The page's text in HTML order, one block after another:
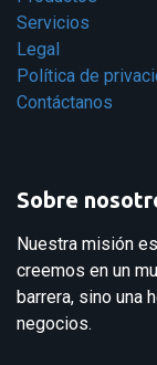
Servicios
Legal
Política de
Contáctanos
Sobre
Nuestra misión
creemos en un
barrera, sino una
negocios.